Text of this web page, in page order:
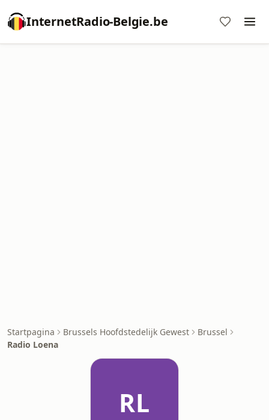
InternetRadio-Belgie.be
Startpagina Brussels Hoofdstedelijk Gewest
Brussel
Radio Loena
RL